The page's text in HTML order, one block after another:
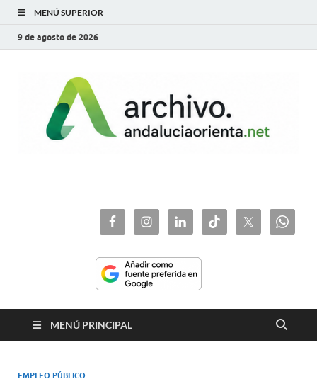
MENÚ SUPERIOR
9 de agosto de 2026
MENÚ PRINCIPAL
EMPLEO PÚBLICO